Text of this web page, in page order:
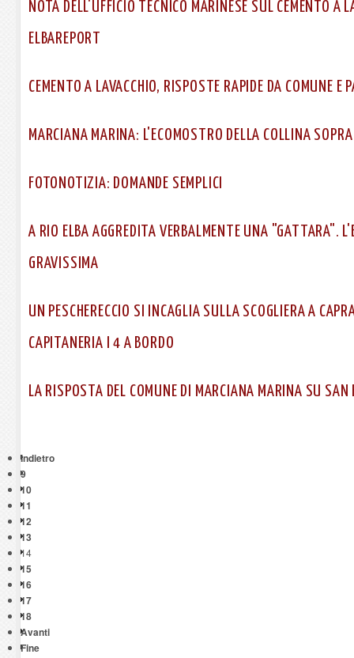
NOTA DELL'UFFICIO TECNICO MARINESE SUL CEMENTO A
ELBAREPORT
CEMENTO A LAVACCHIO, RISPOSTE RAPIDE DA COMUNE
MARCIANA MARINA: L'ECOMOSTRO DELLA COLLINA
FOTONOTIZIA: DOMANDE SEMPLICI
A RIO ELBA AGGREDITA VERBALMENTE UNA "GATTARA".
GRAVISSIMA
UN PESCHERECCIO SI INCAGLIA SULLA SCOGLIERA A
CAPITANERIA I 4 A BORDO
LA RISPOSTA DEL COMUNE DI MARCIANA MARINA SU SAN
Indietro
9
10
11
12
13
14
15
16
17
18
Avanti
Fine